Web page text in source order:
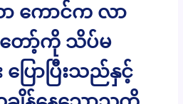
ကောင်က လာ
တော့်ကို သိပ်မ
ောပြီးသည်နှင့်